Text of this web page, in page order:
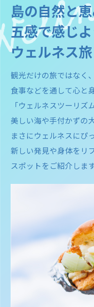
島の自然と
五感で感じよ
ウェルネス旅
観光だけの旅ではなく
食事などを通して心と
「ウェルネスツーリズ
美しい海や手付かずの
まさにウェルネスにぴ
新しい発見や身体をリ
スポットをご紹介します